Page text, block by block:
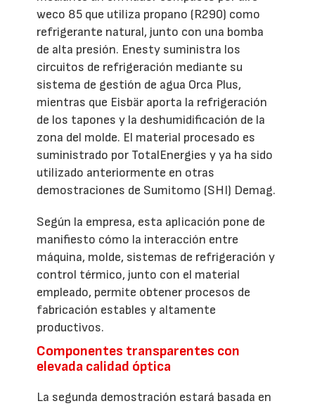
weco 85 que utiliza propano (R290) como
refrigerante natural, junto con una bomba
de alta presión. Enesty suministra los
circuitos de refrigeración mediante su
sistema de gestión de agua Orca Plus,
mientras que Eisbär aporta la refrigeración
de los tapones y la deshumidificación de la
zona del molde. El material procesado es
suministrado por TotalEnergies y ya ha sido
utilizado anteriormente en otras
demostraciones de Sumitomo (SHI) Demag.
Según la empresa, esta aplicación pone de
manifiesto cómo la interacción entre
máquina, molde, sistemas de refrigeración y
control térmico, junto con el material
empleado, permite obtener procesos de
fabricación estables y altamente
productivos.
Componentes transparentes con
elevada calidad óptica
La segunda demostración estará basada en